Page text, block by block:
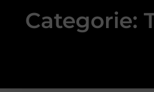
Categorie: